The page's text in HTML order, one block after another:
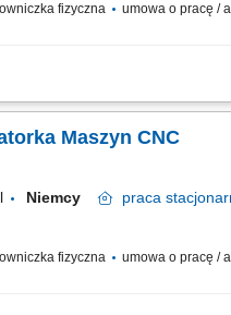
fizyczna umowa o pracę /
i frezarek CNC. Ustawianie
Maszyn CNC
Niemcy praca
fizyczna umowa o pracę /